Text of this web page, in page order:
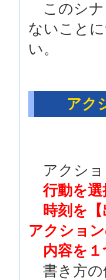
このシナ
ないこと
い。
アクシ
アクショ
行動を
時刻を【
アクショ
内容を１
書き方の